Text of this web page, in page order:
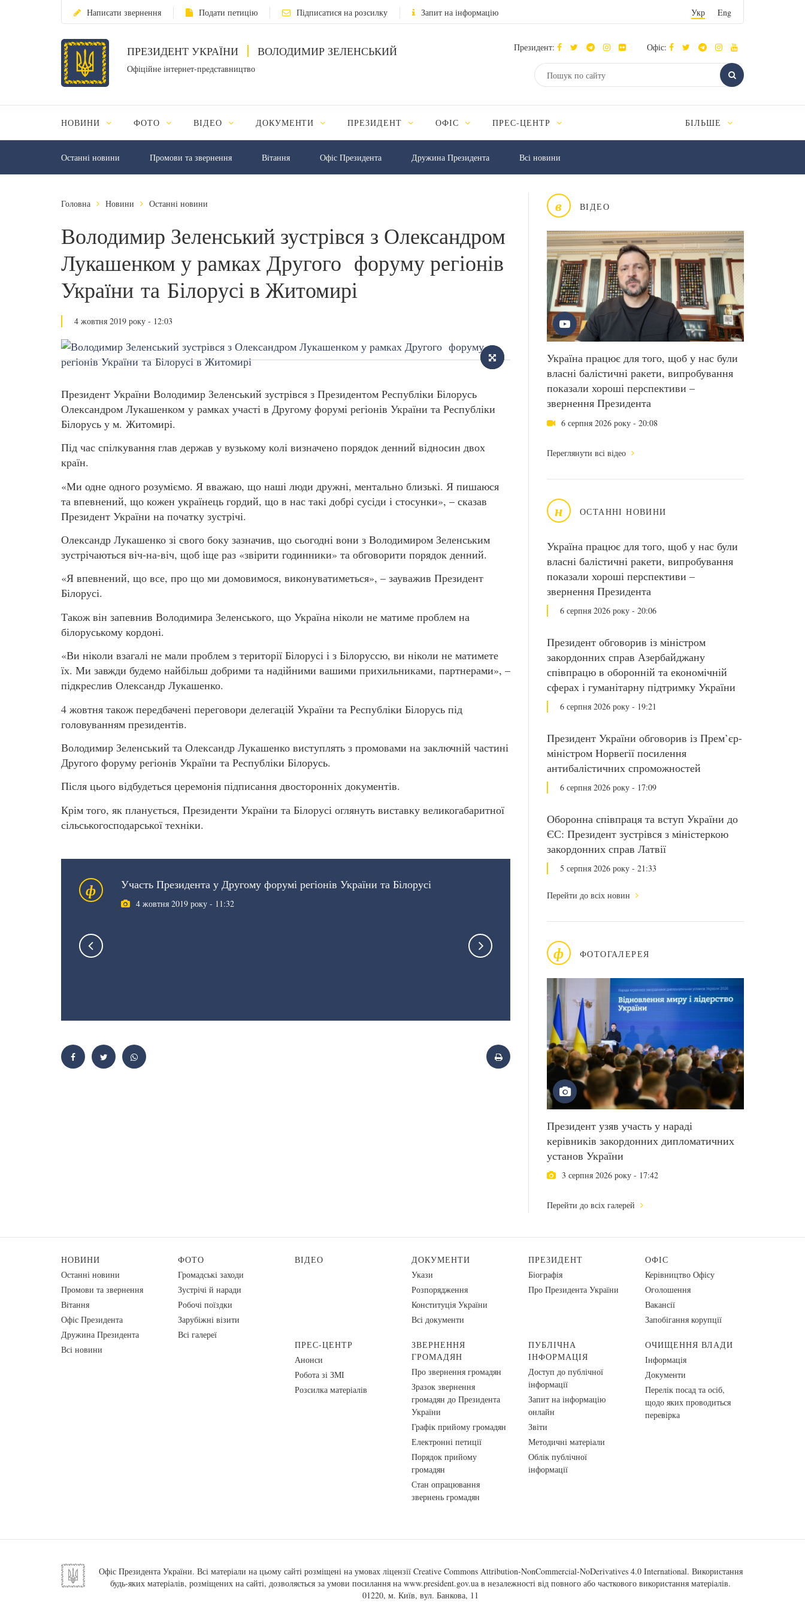
Написати звернення Подати петицію Підписатися на розсилку Запит на інформацію Укр Eng
ПРЕЗИДЕНТ УКРАЇНИ ВОЛОДИМИР ЗЕЛЕНСЬКИЙ
Офіційне інтернет-представництво
Президент: Офіс:
НОВИНИ ФОТО ВІДЕО ДОКУМЕНТИ ПРЕЗИДЕНТ ОФІС ПРЕС-ЦЕНТР БІЛЬШЕ
Останні новини Промови та звернення Вiтання Офіс Президента Дружина Президента Всі новини
в ВІДЕО
Україна працює для того, щоб у нас були
власні балістичні ракети, випробування
показали хороші перспективи –
звернення Президента
6 серпня 2026 року - 20:08
Переглянути всі відео
н ОСТАННІ НОВИНИ
Україна працює для того, щоб у нас були
власні балістичні ракети, випробування
показали хороші перспективи –
звернення Президента
6 серпня 2026 року - 20:06
Президент обговорив із міністром
закордонних справ Азербайджану
співпрацю в оборонній та економічній
сферах і гуманітарну підтримку України
6 серпня 2026 року - 19:21
Президент України обговорив із Прем’єр-
міністром Норвегії посилення
антибалістичних спроможностей
6 серпня 2026 року - 17:09
Оборонна співпраця та вступ України до
ЄС: Президент зустрівся з міністеркою
закордонних справ Латвії
5 серпня 2026 року - 21:33
Перейти до всіх новин
ф ФОТОГАЛЕРЕЯ
Президент узяв участь у нараді
керівників закордонних дипломатичних
установ України
3 серпня 2026 року - 17:42
Перейти до всіх галерей
Головна Новини Останні новини
Володимир Зеленський зустрівся з Олександром
Лукашенком у рамках Другого форуму регіонів
України та Білорусі в Житомирі
4 жовтня 2019 року - 12:03
Президент України Володимир Зеленський зустрівся з Президентом Республіки Білорусь
Олександром Лукашенком у рамках участі в Другому форумі регіонів України та Республіки
Білорусь у м. Житомирі.
Під час спілкування глав держав у вузькому колі визначено порядок денний відносин двох
країн.
«Ми одне одного розуміємо. Я вважаю, що наші люди дружні, ментально близькі. Я пишаюся
та впевнений, що кожен українець гордий, що в нас такі добрі сусіди і стосунки», – сказав
Президент України на початку зустрічі.
Олександр Лукашенко зі свого боку зазначив, що сьогодні вони з Володимиром Зеленським
зустрічаються віч-на-віч, щоб іще раз «звірити годинники» та обговорити порядок денний.
«Я впевнений, що все, про що ми домовимося, виконуватиметься», – зауважив Президент
Білорусі.
Також він запевнив Володимира Зеленського, що Україна ніколи не матиме проблем на
білоруському кордоні.
«Ви ніколи взагалі не мали проблем з території Білорусі і з Білоруссю, ви ніколи не матимете
їх. Ми завжди будемо найбільш добрими та надійними вашими прихильниками, партнерами», –
підкреслив Олександр Лукашенко.
4 жовтня також передбачені переговори делегацій України та Республіки Білорусь під
головуванням президентів.
Володимир Зеленський та Олександр Лукашенко виступлять з промовами на заключній частині
Другого форуму регіонів України та Республіки Білорусь.
Після цього відбудеться церемонія підписання двосторонніх документів.
Крім того, як планується, Президенти України та Білорусі оглянуть виставку великогабаритної
сільськогосподарської техніки.
ф Участь Президента у Другому форумі регіонів України та Білорусі
4 жовтня 2019 року - 11:32
НОВИНИ
Останні новини
Промови та звернення
Вiтання
Офіс Президента
Дружина Президента
Всі новини
ФОТО
Громадські заходи
Зустрічі й наради
Робочі поїздки
Зарубіжні візити
Всі галереї
ВІДЕО
ДОКУМЕНТИ
Укази
Розпорядження
Конституція України
Всі документи
ПРЕЗИДЕНТ
Біографія
Про Президента України
ОФІС
Керівництво Офісу
Оголошення
Вакансії
Запобігання корупції
ПРЕС-ЦЕНТР
Анонси
Робота зі ЗМІ
Розсилка матеріалів
ЗВЕРНЕННЯ
ГРОМАДЯН
Про звернення громадян
Зразок звернення
громадян до Президента
України
Графік прийому громадян
Електронні петиції
Порядок прийому
громадян
Стан опрацювання
звернень громадян
ПУБЛІЧНА
ІНФОРМАЦІЯ
Доступ до публічної
інформації
Запит на інформацію
онлайн
Звіти
Методичні матеріали
Облік публічної
інформації
ОЧИЩЕННЯ ВЛАДИ
Інформація
Документи
Перелік посад та осіб,
щодо яких проводиться
перевірка
Офіс Президента України. Всі матеріали на цьому сайті розміщені на умовах ліцензії Creative Commons Attribution-NonCommercial-NoDerivatives 4.0 International. Використання
будь-яких матеріалів, розміщених на сайті, дозволяється за умови посилання на www.president.gov.ua в незалежності від повного або часткового використання матеріалів.
01220, м. Київ, вул. Банкова, 11